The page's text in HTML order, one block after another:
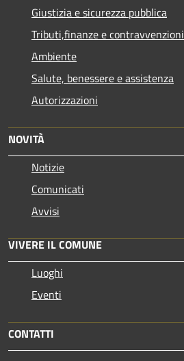
Giustizia e sicurezza pubblica
Tributi,finanze e contravvenzioni
Ambiente
Salute, benessere e assistenza
Autorizzazioni
NOVITÀ
Notizie
Comunicati
Avvisi
VIVERE IL COMUNE
Luoghi
Eventi
CONTATTI